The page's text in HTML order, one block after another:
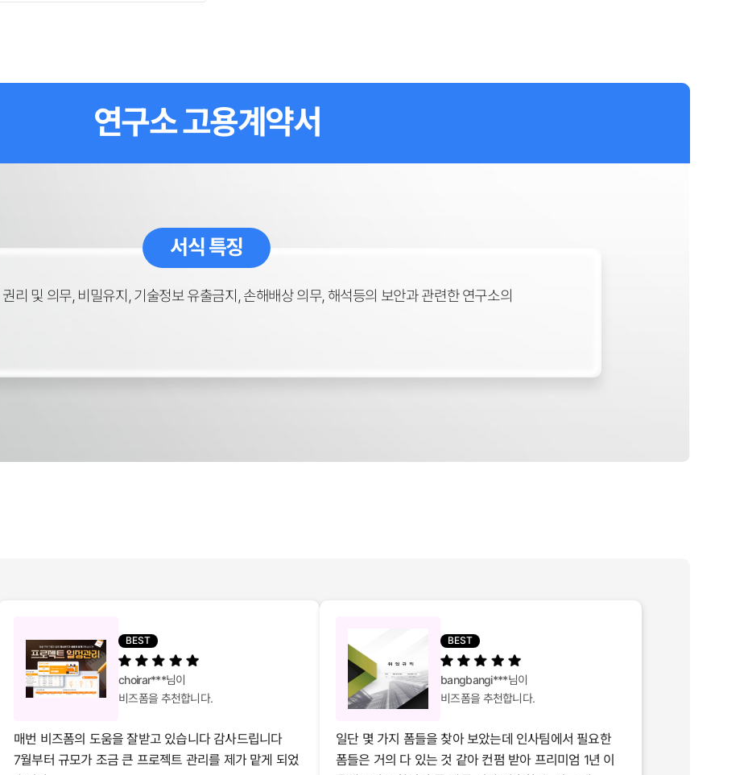
연구소 고용계약서
서식 특징
리 및 의무, 비밀유지, 기술정보 유출금지, 손해배상 의무, 해석등의 보안과 관련한 연구소의
BEST
choirar***님이
비즈폼을 추천합니다.
매번 비즈폼의 도움을 잘받고 있습니다 감사드립니다
7월부터 규모가 조금 큰 프로젝트 관리를 제가 맡게 되었
BEST
bangbangi***님이
비즈폼을 추천합니다.
일단 몇 가지 폼들을 찾아 보았는데 인사팀에서 필요한
폼들은 거의 다 있는 것 같아 컨펌 받아 프리미엄 1년 이